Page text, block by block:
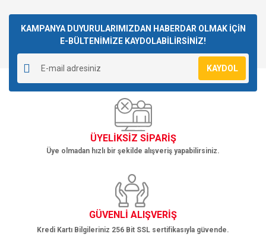
KAMPANYA DUYURULARIMIZDAN HABERDAR OLMAK İÇİN
E-BÜLTENİMİZE KAYDOLABİLİRSİNİZ!
KAYDOL
ÜYELİKSİZ SİPARİŞ
Üye olmadan hızlı bir şekilde alışveriş yapabilirsiniz.
GÜVENLİ ALIŞVERİŞ
Kredi Kartı Bilgileriniz 256 Bit SSL sertifikasıyla güvende.